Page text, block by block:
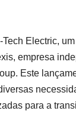
Electric,
empresa
Este
para a